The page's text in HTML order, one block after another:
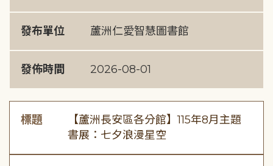
發布單位 蘆洲仁愛智慧圖書館
發佈時間 2026-08-01
標題
【蘆洲長安區各分館】115年8月主題
書展：七夕浪漫星空